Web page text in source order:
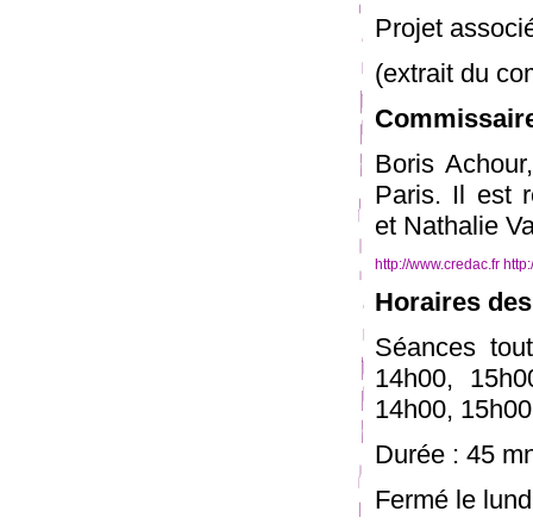
Projet
(extrait du
Boris
Paris. Il est
et Nathalie
http://www.credac.fr
Horaires
Séances
14h00,
14h00,
Durée : 45
Fermé le